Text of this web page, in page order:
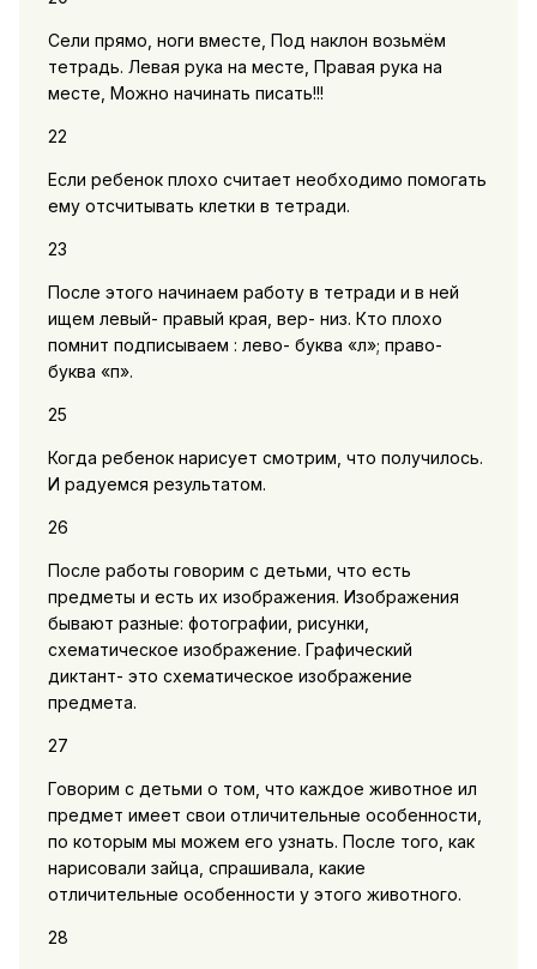
Сели прямо, ноги вместе, Под наклон возьмём
тетрадь. Левая рука на месте, Правая рука на
месте, Можно начинать писать!!!
22
Если ребенок плохо считает необходимо помогать
ему отсчитывать клетки в тетради.
23
После этого начинаем работу в тетради и в ней
ищем левый- правый края, вер- низ. Кто плохо
помнит подписываем : лево- буква «л»; право-
буква «п».
25
Когда ребенок нарисует смотрим, что получилось.
И радуемся результатом.
26
После работы говорим с детьми, что есть
предметы и есть их изображения. Изображения
бывают разные: фотографии, рисунки,
схематическое изображение. Графический
диктант- это схематическое изображение
предмета.
27
Говорим с детьми о том, что каждое животное ил
предмет имеет свои отличительные особенности,
по которым мы можем его узнать. После того, как
нарисовали зайца, спрашивала, какие
отличительные особенности у этого животного.
28